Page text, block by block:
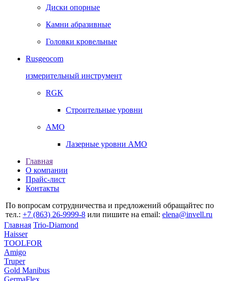
Диски опорные
Камни абразивные
Головки кровельные
Rusgeocom
измерительный инструмент
RGK
Строительные уровни
AMO
Лазерные уровни AMO
Главная
О компании
Прайс-лист
Контакты
По вопросам сотрудничества и предложений обращайтес по
тел.: +7 (863) 26‐9999‐8 или пишите на email: elena@invell.ru
Главная Trio-Diamond
Haisser
TOOLFOR
Amigo
Truper
Gold Manibus
GermaFlex